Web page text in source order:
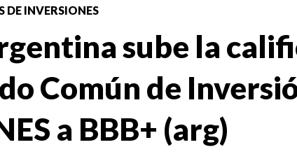
DE INVERSIONES
sube la
Común de
a BBB+ (arg)